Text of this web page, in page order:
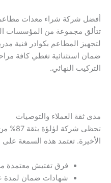
أفضل شركة شراء معدات
تتألق مجموعة من المؤسسات
لتجهيز المطاعم بكوادر فنية
ضمان استثنائية تغطي كافة
التركيب النهائي.
مدى ثقة العملاء والتوصيات
تحظى
الأخيرة. تعتمد هذه السمعة
فرق تفتيش معتمدة
شهادات ضمان لمدة